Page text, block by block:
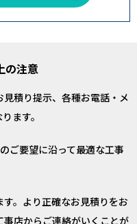
の注意
積り提示、各種お電話・メ
ます。
ご要望に沿って最適な工事
。より正確なお見積りをお
店からご連絡がいくことが